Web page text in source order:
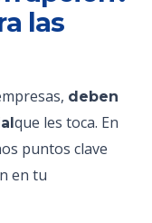
las
deben
que les toca. En
puntos clave
en tu